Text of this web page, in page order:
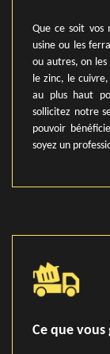
Que ce soit vos
usine ou les
ou autres, on les
le zinc, le
au plus haut
sollicitez notre
pouvoir
soyez un
Ce que